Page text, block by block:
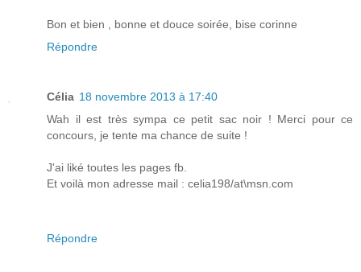
Bon et bien , bonne et douce soirée, bise corinne
Répondre
Célia 18 novembre 2013 à 17:40
Wah il est très sympa ce petit sac noir ! Merci pour ce
concours, je tente ma chance de suite !
J'ai liké toutes les pages fb.
Et voilà mon adresse mail : celia198/at\msn.com
Répondre